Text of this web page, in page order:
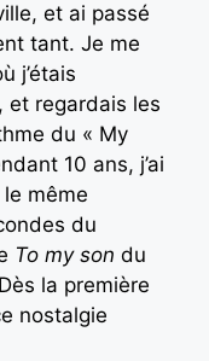
et ai passé
tant. Je me
j’étais
et regardais les
du « My
10 ans, j’ai
même
du
To my son du
la première
nostalgie